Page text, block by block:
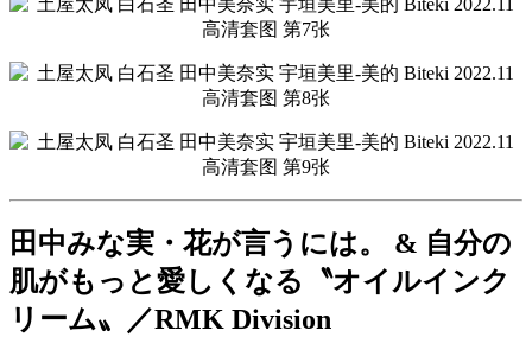
田中みな実・花が言うには。 & 自分の
肌がもっと愛しくなる〝オイルインク
リーム〟／RMK Division